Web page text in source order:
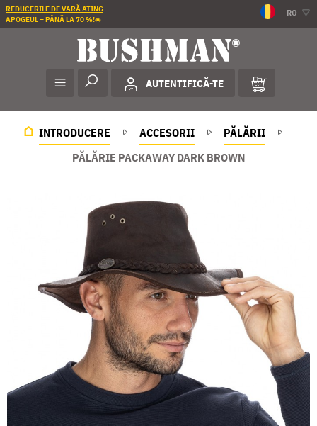
REDUCERILE DE VARĂ ATING
APOGEUL – PÂNĂ LA 70 %!☀️
RO
AUTENTIFICĂ-TE
INTRODUCERE ACCESORII
PĂLĂRII
PĂLĂRIE PACKAWAY DARK BROWN